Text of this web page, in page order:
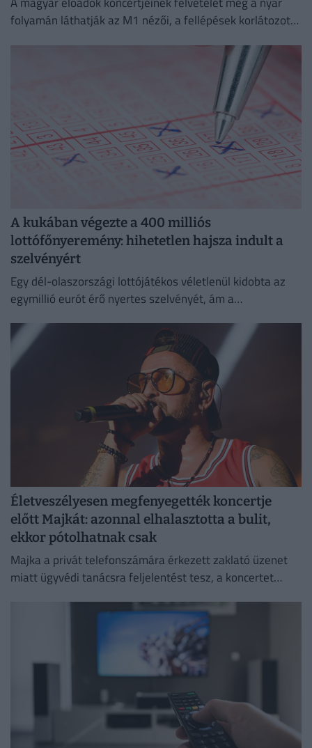
folyamán láthatják az M1 nézői, a fellépések korlátozott
A kukában végezte a 400 milliós
lottófőnyeremény: hihetetlen hajsza indult a
szelvényért
Egy dél-olaszországi lottójátékos véletlenül kidobta az
egymillió eurót érő nyertes szelvényét, ám a
hulladékhegyben.
Életveszélyesen megfenyegették koncertje
előtt Majkát: azonnal elhalasztotta a bulit,
ekkor pótolhatnak csak
Majka a privát telefonszámára érkezett zaklató üzenet
miatt ügyvédi tanácsra feljelentést tesz, a koncertet